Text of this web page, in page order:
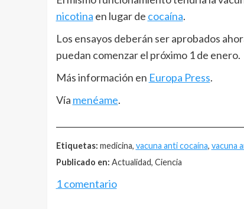
nicotina en lugar de cocaína.
Los ensayos deberán ser aprobados
puedan comenzar el próximo 1 de enero.
Más información en Europa Press.
Vía menéame.
Etiquetas: medicina, vacuna anti cocaína, vacuna
Publicado en: Actualidad, Ciencia
1 comentario